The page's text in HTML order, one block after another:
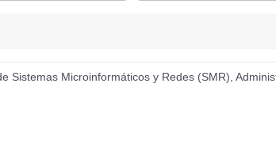
Sistemas Microinformáticos y Redes (SMR),